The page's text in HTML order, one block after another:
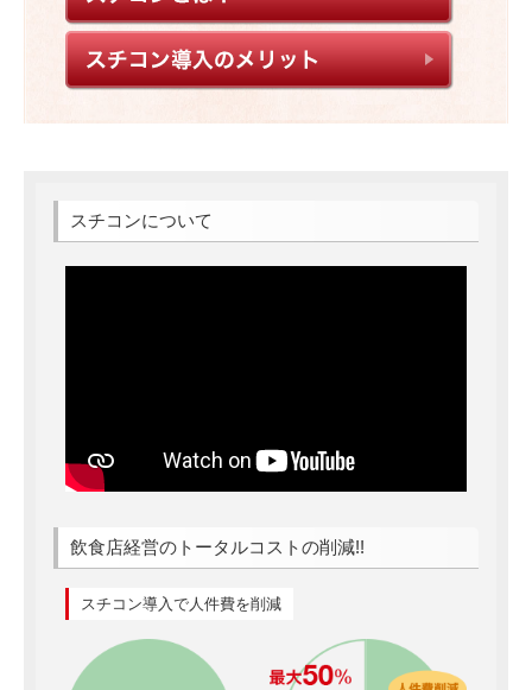
スチコンについて
飲食店経営のトータルコストの削減!!
スチコン導入で人件費を削減